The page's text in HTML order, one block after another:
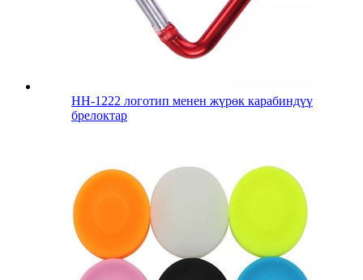
HH-1222 логотип менен жүрөк карабиндүү
брелоктар